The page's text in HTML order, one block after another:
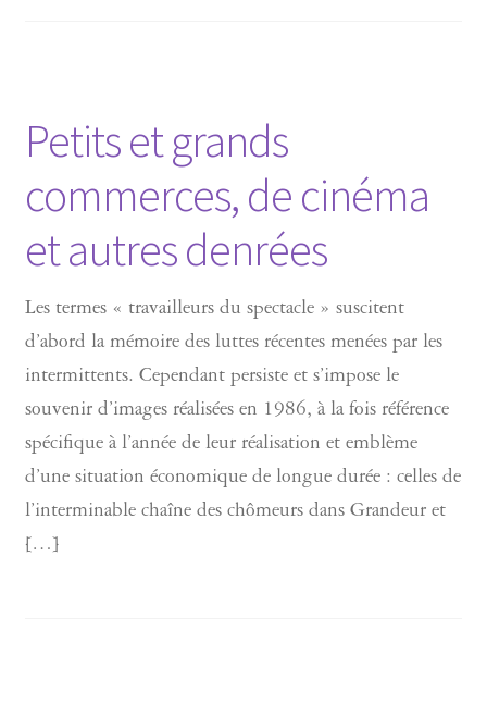
Petits et grands
commerces, de cinéma
et autres denrées
Les termes « travailleurs du spectacle » suscitent
d’abord la mémoire des luttes récentes menées par les
intermittents. Cependant persiste et s’impose le
souvenir d’images réalisées en 1986, à la fois référence
spécifique à l’année de leur réalisation et emblème
d’une situation économique de longue durée : celles de
l’interminable chaîne des chômeurs dans Grandeur et
[…]